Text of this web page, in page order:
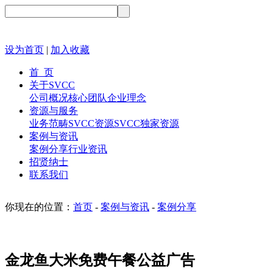
设为首页 | 加入收藏
首 页
关于SVCC
公司概况核心团队企业理念
资源与服务
业务范畴SVCC资源SVCC独家资源
案例与资讯
案例分享行业资讯
招贤纳士
联系我们
你现在的位置： 首页 - 案例与资讯 - 案例分享
金龙鱼大米免费午餐公益广告